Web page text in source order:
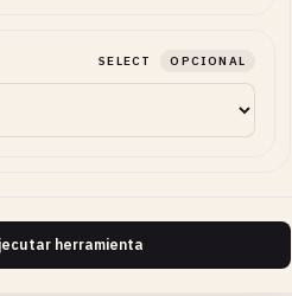
SELECT OPCIONAL
herramienta